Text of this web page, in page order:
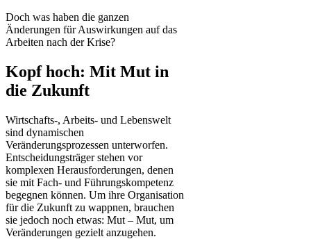
Doch was haben die ganzen
Änderungen für Auswirkungen auf das
Arbeiten nach der Krise?
Kopf hoch: Mit Mut in
die Zukunft
Wirtschafts-, Arbeits- und Lebenswelt
sind dynamischen
Veränderungsprozessen unterworfen.
Entscheidungsträger stehen vor
komplexen Herausforderungen, denen
sie mit Fach- und Führungskompetenz
begegnen können. Um ihre Organisation
für die Zukunft zu wappnen, brauchen
sie jedoch noch etwas: Mut – Mut, um
Veränderungen gezielt anzugehen.